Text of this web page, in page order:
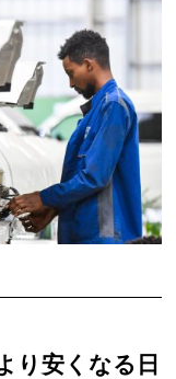
り安くなる日